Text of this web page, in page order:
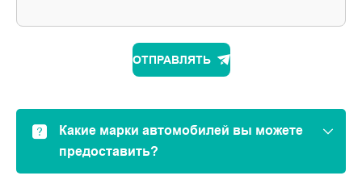
ОТПРАВЛЯТЬ
Какие марки автомобилей вы можете
предоставить?